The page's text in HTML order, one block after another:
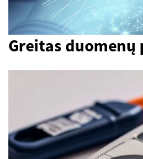
Greitas